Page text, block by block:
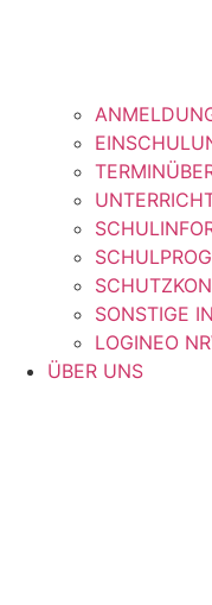
SONSTIGE
LOGINEO
ÜBER UNS